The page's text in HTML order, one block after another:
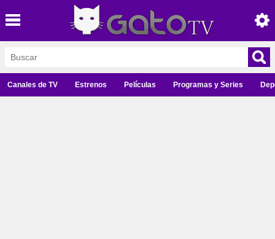
Canales de TV Estrenos Películas Programas y Series